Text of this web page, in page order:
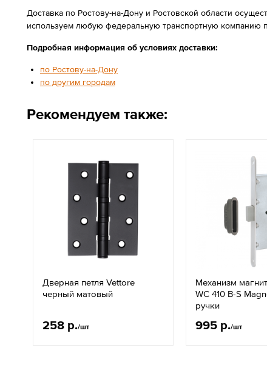
Доставка по Ростову-на-Дону и Ростовской области
используем любую федеральную транспортную компанию
Подробная информация об условиях доставки:
по Ростову-на-Дону
по другим городам
Рекомендуем также:
Дверная петля Vettore
черный матовый
258 р./шт
Механизм
WC 410 B-S
ручки
995 р./шт